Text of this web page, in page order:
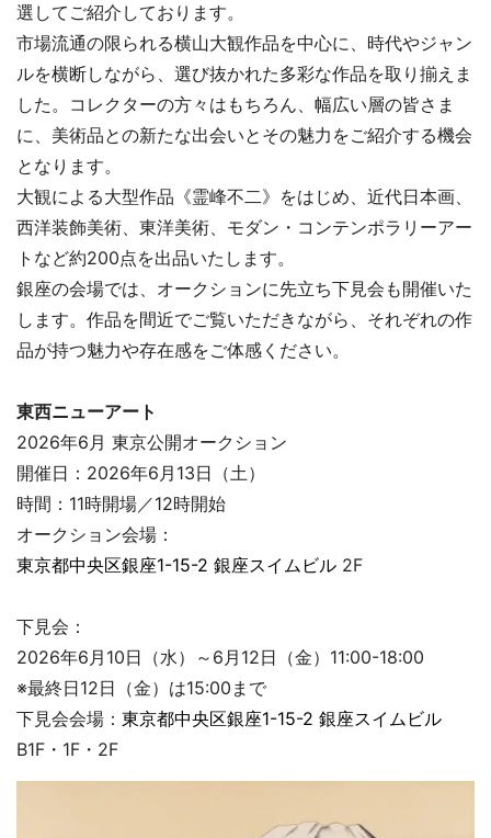
選してご紹介しております。
市場流通の限られる横山大観作品を中心に、時代やジャン
ルを横断しながら、選び抜かれた多彩な作品を取り揃えま
した。コレクターの方々はもちろん、幅広い層の皆さま
に、美術品との新たな出会いとその魅力をご紹介する機会
となります。
大観による大型作品《霊峰不二》をはじめ、近代日本画、
西洋装飾美術、東洋美術、モダン・コンテンポラリーアー
トなど約200点を出品いたします。
銀座の会場では、オークションに先立ち下見会も開催いた
します。作品を間近でご覧いただきながら、それぞれの作
品が持つ魅力や存在感をご体感ください。
東西ニューアート
2026年6月 東京公開オークション
開催日：2026年6月13日（土）
時間：11時開場／12時開始
オークション会場：
東京都中央区銀座1-15-2 銀座スイムビル 2F
下見会：
2026年6月10日（水）～6月12日（金）11:00-18:00
※最終日12日（金）は15:00まで
下見会会場： 東京都中央区銀座1-15-2 銀座スイムビル
B1F・1F・2F